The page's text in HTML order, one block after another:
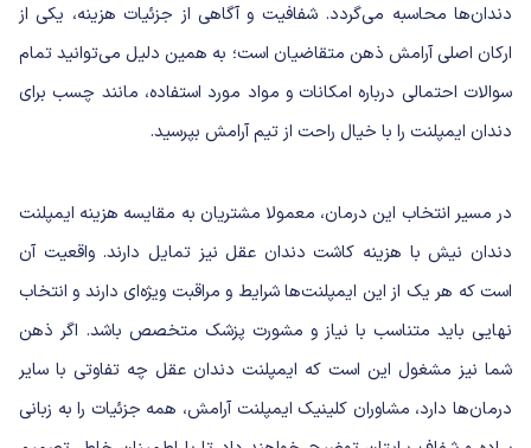
دندان‌ها محاسبه می‌گردد. شفافیت و آگاهی از جزئیات هزینه، یکی از
ارکان اصلی آرامش ذهن متقاضیان است؛ به همین دلیل می‌توانید تمام
سوالات احتمالی درباره امکانات و مواد مورد استفاده، مانند چسب برای
دندان ایمپلنت را با خیال راحت از تیم آرامش بپرسید.
در مسیر انتخاب این درمان، معمولا مشتریان به مقایسه هزینه ایمپلنت
دندان نیش با هزینه کاشت دندان عقل نیز تمایل دارند. واقعیت آن
است که هر یک از این ایمپلنت‌ها شرایط و مراقبت ویژه‌ای دارند و انتخاب
نهایی باید متناسب با نیاز و مشورت پزشک متخصص باشد. اگر ذهن
شما نیز مشغول این است که ایمپلنت دندان عقل چه تفاوتی با سایر
درمان‌ها دارد، مشاوران کلینیک ایمپلنت آرامش، همه جزئیات را به زبانی